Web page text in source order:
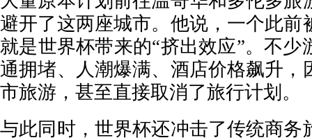
避开了这两座城市。他说，一个此前
就是世界杯带来的“挤出效应”。不少
通拥堵、人潮爆满、酒店价格飙升，
市旅游，甚至直接取消了旅行计划。
与此同时，世界杯还冲击了传统商务